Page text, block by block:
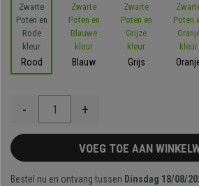
Rood Blauw Grijs
- +
VOEG TOE AAN
Bestel nu en ontvang tussen Dinsdag 18/08/